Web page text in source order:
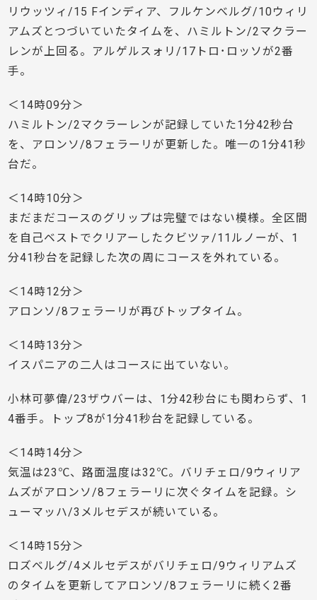
リウッツィ/15 Fインディア、フルケンべルグ/10ウィリ
アムズとつづいていたタイムを、ハミルトン/2マクラー
レンが上回る。アルゲルスォリ/17トロ･ロッソが2番
手。
＜14時09分＞
ハミルトン/2マクラーレンが記録していた1分42秒台
を、アロンソ/8フェラーリが更新した。唯一の1分41秒
台だ。
＜14時10分＞
まだまだコースのグリップは完璧ではない模様。全区間
を自己ベストでクリアーしたクビツァ/11ルノーが、1
分41秒台を記録した次の周にコースを外れている。
＜14時12分＞
アロンソ/8フェラーリが再びトップタイム。
＜14時13分＞
イスパニアの二人はコースに出ていない。
小林可夢偉/23ザウバーは、1分42秒台にも関わらず、1
4番手。トップ8が1分41秒台を記録している。
＜14時14分＞
気温は23℃、路面温度は32℃。バリチェロ/9ウィリア
ムズがアロンソ/8フェラーリに次ぐタイムを記録。シ
ューマッハ/3メルセデスが続いている。
＜14時15分＞
ロズベルグ/4メルセデスがバリチェロ/9ウィリアムズ
のタイムを更新してアロンソ/8フェラーリに続く2番